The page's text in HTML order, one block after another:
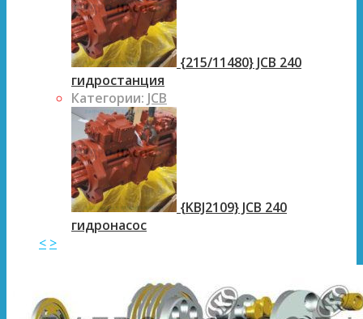
{215/11480} JCB 240
гидростанция
Категории: JCB
{KBJ2109} JCB 240
гидронасос
< >